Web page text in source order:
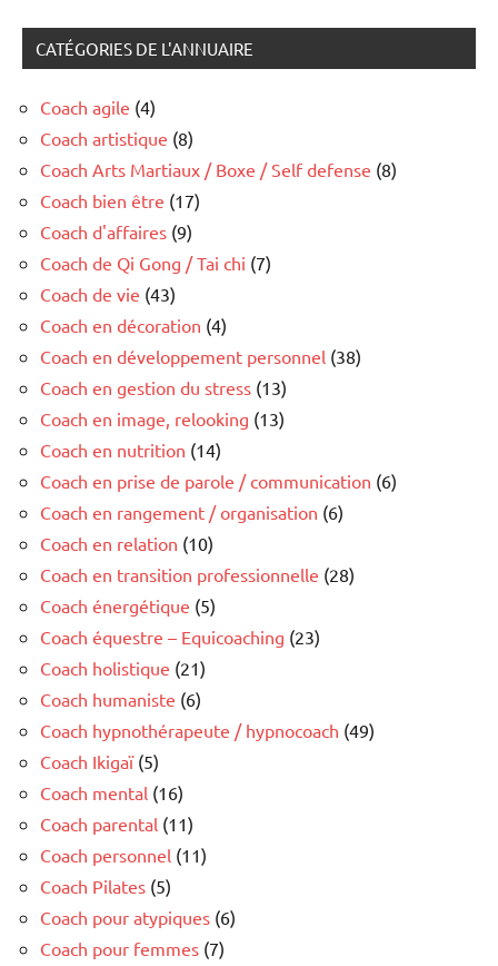
CATÉGORIES DE L'ANNUAIRE
Coach agile (4)
Coach artistique (8)
Coach Arts Martiaux / Boxe / Self defense (8)
Coach bien être (17)
Coach d'affaires (9)
Coach de Qi Gong / Tai chi (7)
Coach de vie (43)
Coach en décoration (4)
Coach en développement personnel (38)
Coach en gestion du stress (13)
Coach en image, relooking (13)
Coach en nutrition (14)
Coach en prise de parole / communication (6)
Coach en rangement / organisation (6)
Coach en relation (10)
Coach en transition professionnelle (28)
Coach énergétique (5)
Coach équestre – Equicoaching (23)
Coach holistique (21)
Coach humaniste (6)
Coach hypnothérapeute / hypnocoach (49)
Coach Ikigaï(5)
Coach mental (16)
Coach parental (11)
Coach personnel (11)
Coach Pilates (5)
Coach pour atypiques (6)
Coach pour femmes (7)